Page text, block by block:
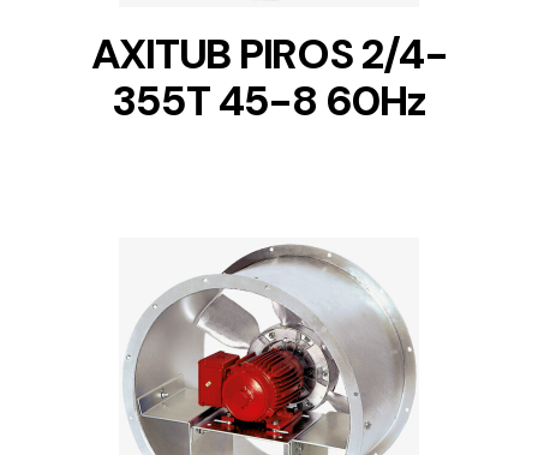
AXITUB PIROS 2/4-
355T 45-8 60Hz
DETAILS